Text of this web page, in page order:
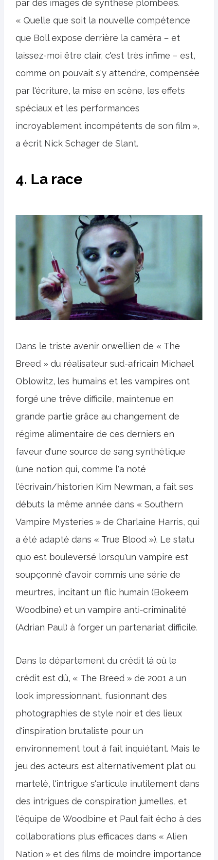
par des images de synthèse plombées.
« Quelle que soit la nouvelle compétence
que Boll expose derrière la caméra – et
laissez-moi être clair, c'est très infime – est,
comme on pouvait s'y attendre, compensée
par l'écriture, la mise en scène, les effets
spéciaux et les performances
incroyablement incompétents de son film »,
a écrit Nick Schager de Slant.
4. La race
Dans le triste avenir orwellien de « The
Breed » du réalisateur sud-africain Michael
Oblowitz, les humains et les vampires ont
forgé une trêve difficile, maintenue en
grande partie grâce au changement de
régime alimentaire de ces derniers en
faveur d'une source de sang synthétique
(une notion qui, comme l'a noté
l'écrivain/historien Kim Newman, a fait ses
débuts la même année dans « Southern
Vampire Mysteries » de Charlaine Harris, qui
a été adapté dans « True Blood »). Le statu
quo est bouleversé lorsqu'un vampire est
soupçonné d'avoir commis une série de
meurtres, incitant un flic humain (Bokeem
Woodbine) et un vampire anti-criminalité
(Adrian Paul) à forger un partenariat difficile.
Dans le département du crédit là où le
crédit est dû, « The Breed » de 2001 a un
look impressionnant, fusionnant des
photographies de style noir et des lieux
d'inspiration brutaliste pour un
environnement tout à fait inquiétant. Mais le
jeu des acteurs est alternativement plat ou
martelé, l'intrigue s'articule inutilement dans
des intrigues de conspiration jumelles, et
l'équipe de Woodbine et Paul fait écho à des
collaborations plus efficaces dans « Alien
Nation » et des films de moindre importance